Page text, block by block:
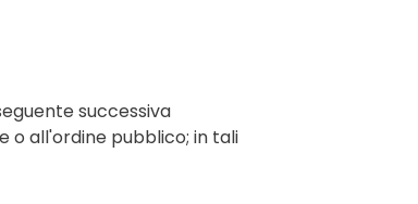
successiva
o all'ordine pubblico; in tali